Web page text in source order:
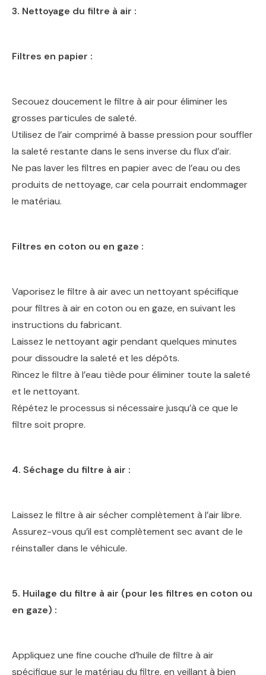
3. Nettoyage du filtre à air :
Filtres en papier :
Secouez doucement le filtre à air pour éliminer les
grosses particules de saleté.
Utilisez de l’air comprimé à basse pression pour souffler
la saleté restante dans le sens inverse du flux d’air.
Ne pas laver les filtres en papier avec de l’eau ou des
produits de nettoyage, car cela pourrait endommager
le matériau.
Filtres en coton ou en gaze :
Vaporisez le filtre à air avec un nettoyant spécifique
pour filtres à air en coton ou en gaze, en suivant les
instructions du fabricant.
Laissez le nettoyant agir pendant quelques minutes
pour dissoudre la saleté et les dépôts.
Rincez le filtre à l’eau tiède pour éliminer toute la saleté
et le nettoyant.
Répétez le processus si nécessaire jusqu’à ce que le
filtre soit propre.
4. Séchage du filtre à air :
Laissez le filtre à air sécher complètement à l’air libre.
Assurez-vous qu’il est complètement sec avant de le
réinstaller dans le véhicule.
5. Huilage du filtre à air (pour les filtres en coton ou
en gaze) :
Appliquez une fine couche d’huile de filtre à air
spécifique sur le matériau du filtre, en veillant à bien